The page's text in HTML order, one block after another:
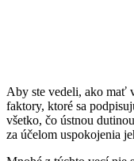
Aby ste vedeli, ako mať
faktory, ktoré sa
všetko, čo ústnou
za účelom uspokojenia